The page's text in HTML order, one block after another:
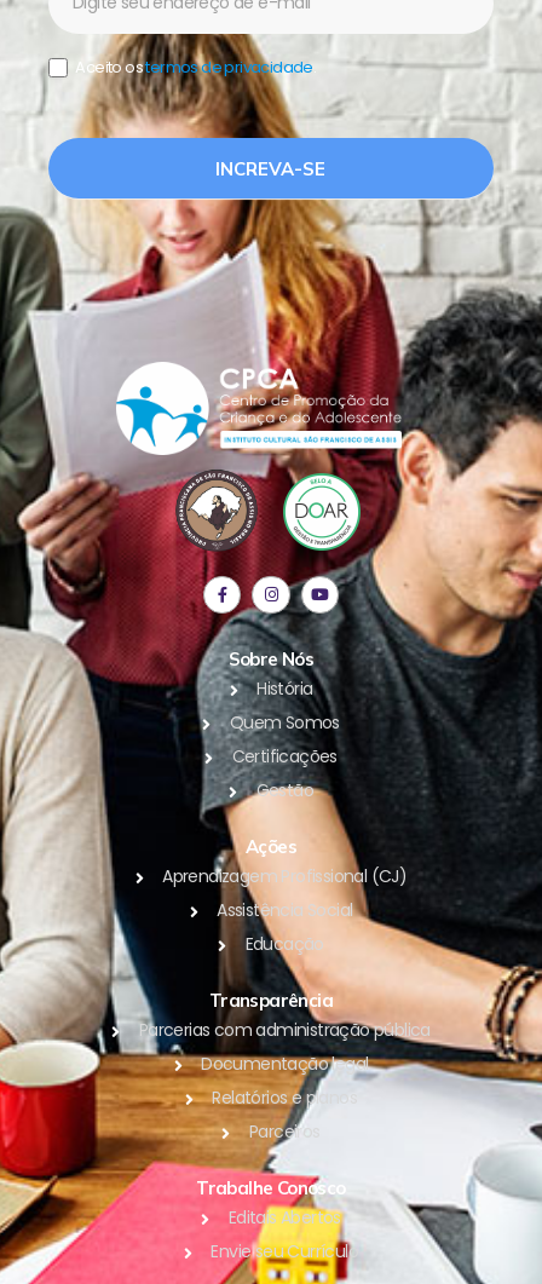
Aceito ostermos de privacidade.
INCREVA-SE
Sobre Nós
História
Quem Somos
Certificações
Gestão
Ações
Aprendizagem Profissional (CJ)
Assistência Social
Educação
Transparência
Parcerias com administração pública
Documentação legal
Relatórios e planos
Parceiros
Trabalhe Conosco
Editais Abertos
Envie seu Currículo